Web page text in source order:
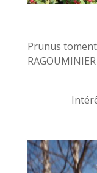
Prunus
RAGOUMINIER